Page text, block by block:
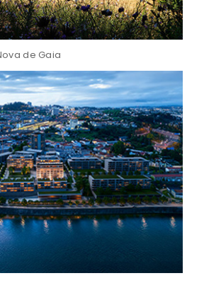
de Gaia